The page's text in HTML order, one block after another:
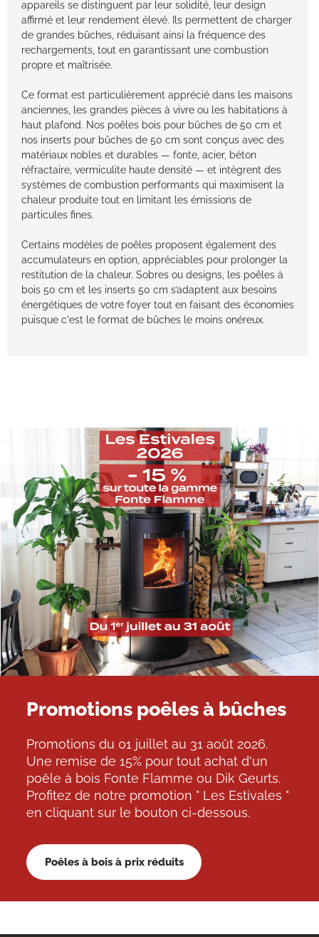
appareils se distinguent par leur solidité, leur design
affirmé et leur rendement élevé. Ils permettent de charger
de grandes bûches, réduisant ainsi la fréquence des
rechargements, tout en garantissant une combustion
propre et maîtrisée.
Ce format est particulièrement apprécié dans les maisons
anciennes, les grandes pièces à vivre ou les habitations à
haut plafond. Nos poêles bois pour bûches de 50 cm et
nos inserts pour bûches de 50 cm sont conçus avec des
matériaux nobles et durables — fonte, acier, béton
réfractaire, vermiculite haute densité — et intègrent des
systèmes de combustion performants qui maximisent la
chaleur produite tout en limitant les émissions de
particules fines.
Certains modèles de poêles proposent également des
accumulateurs en option, appréciables pour prolonger la
restitution de la chaleur. Sobres ou designs, les poêles à
bois 50 cm et les inserts 50 cm s’adaptent aux besoins
énergétiques de votre foyer tout en faisant des économies
puisque c'est le format de bûches le moins onéreux.
Promotions poêles à bûches
Promotions du 01 juillet au 31 août 2026.
Une remise de 15% pour tout achat d'un
poêle à bois Fonte Flamme ou Dik Geurts.
Profitez de notre promotion " Les Estivales "
en cliquant sur le bouton ci-dessous.
Poêles à bois à prix réduits